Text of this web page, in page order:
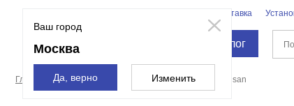
Ваш город
Москва
Да, верно Изменить
Доставка
Каталог
Главная страница Акриловые ванны Relisan